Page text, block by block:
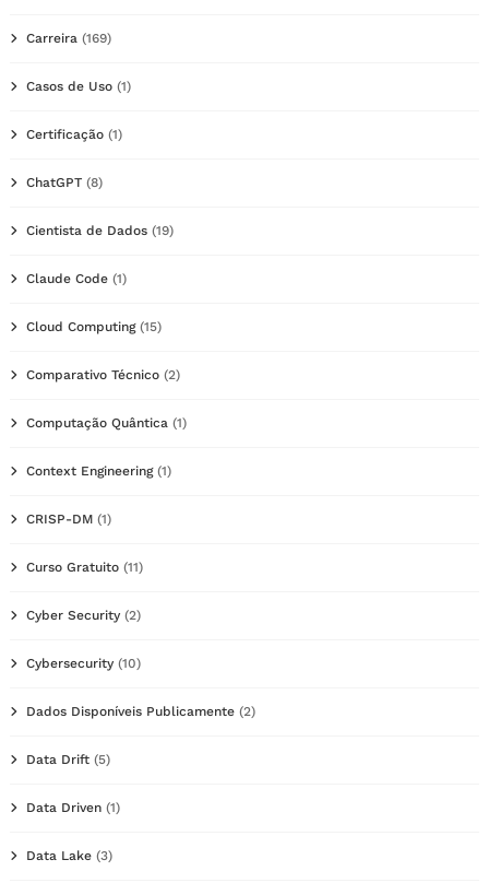
Carreira (169)
Casos de Uso (1)
Certificação (1)
ChatGPT (8)
Cientista de Dados (19)
Claude Code (1)
Cloud Computing(15)
Comparativo Técnico (2)
Computação Quântica (1)
Context Engineering(1)
CRISP-DM (1)
Curso Gratuito (11)
Cyber Security (2)
Cybersecurity (10)
Dados Disponíveis Publicamente (2)
Data Drift (5)
Data Driven (1)
Data Lake (3)